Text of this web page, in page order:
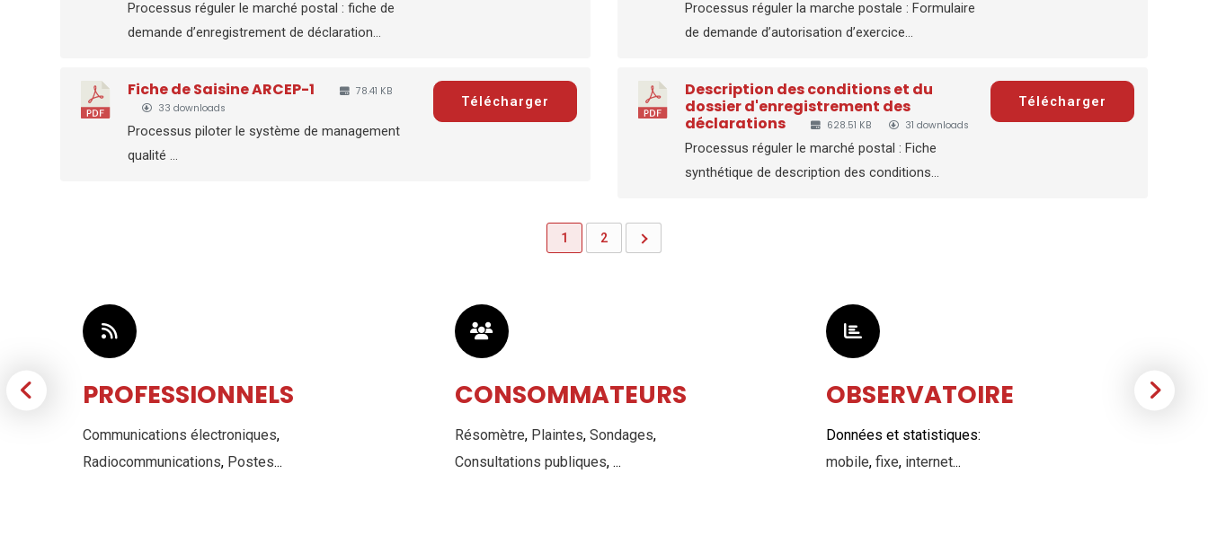
Processus réguler le marché postal : fiche de
demande d’enregistrement de déclaration...
Processus réguler la marche postale : Formulaire
de demande d’autorisation d’exercice...
Fiche de Saisine ARCEP-1
78.41 KB
33 downloads
Processus piloter le système de management
qualité ...
Télécharger
Description des conditions et du
dossier d'enregistrement des
déclarations
628.51 KB 31 downloads
Processus réguler le marché postal : Fiche
synthétique de description des conditions...
Télécharger
1 2
PROFESSIONNELS
Communications électroniques,
Radiocommunications, Postes...
CONSOMMATEURS
Résomètre, Plaintes, Sondages,
Consultations publiques, ...
OBSERVATOIRE
Données et statistiques:
mobile, fixe, internet...